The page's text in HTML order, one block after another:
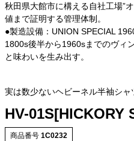
秋田県大館市に構える自社工場”
値まで証明する管理体制。
●製造設備：UNION SPECIAL
1800s後半から1960sまでのヴィ
と味わいを生み出す。
実は数少ないヘビーネル半袖シャ
HV-01S[HICKORY
商品番号 1C0232